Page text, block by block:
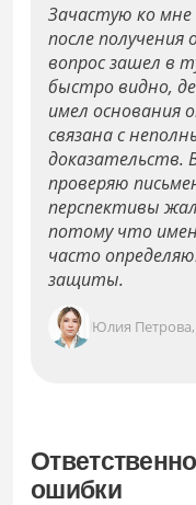
Зачастую ко
после
вопрос зашел в
быстро видно,
имел основания
связана с
доказательств.
проверяю
перспективы
потому что
часто
защиты.
Юлия
ошибки